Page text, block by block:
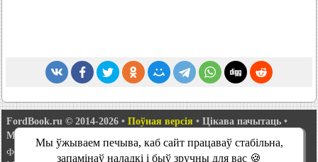
FordBook.ru © 2014-2026 • Поўная версія • Цікава пачытаць •
Мапа сайту
Фокус 1
Фокус Турнір 1 Фокус 2 • Мандэа 1 і 2
Мы ўжываем печыва, каб сайт працаваў стабільна,
запамінаў наладкі і быў зручны для вас 🍪